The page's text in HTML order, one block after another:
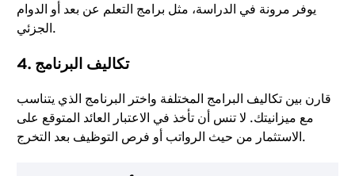
يوفر مرونة في الدراسة، مثل برامج التعلم عن بعد أو الدوام
الجزئي.
4. تكاليف البرنامج
قارن بين تكاليف البرامج المختلفة واختر البرنامج الذي يتناسب
مع ميزانيتك. لا تنس أن تأخذ في الاعتبار العائد المتوقع على
الاستثمار من حيث الرواتب أو فرص التوظيف بعد التخرج.